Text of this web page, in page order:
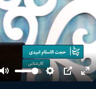
Mute SettingsPIP